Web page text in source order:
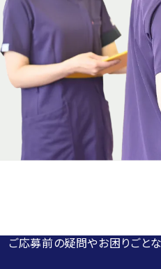
ご応募前の疑問やお困りごと